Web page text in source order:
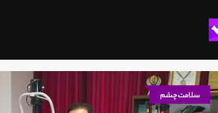
سلامت چشم